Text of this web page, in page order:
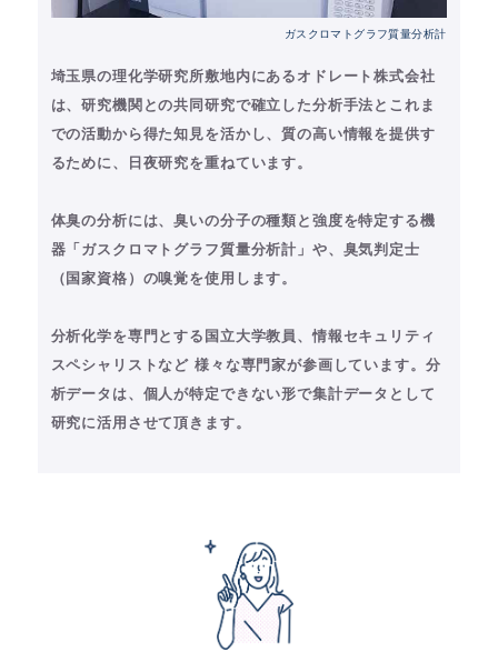
ガスクロマトグラフ質量分析計
埼玉県の理化学研究所敷地内にあるオドレート株式会社
は、研究機関との共同研究で確立した分析手法とこれま
での活動から得た知見を活かし、質の高い情報を提供す
るために、日夜研究を重ねています。
体臭の分析には、臭いの分子の種類と強度を特定する機
器「ガスクロマトグラフ質量分析計」や、臭気判定士
（国家資格）の嗅覚を使用します。
分析化学を専門とする国立大学教員、情報セキュリティ
スペシャリストなど 様々な専門家が参画しています。分
析データは、個人が特定できない形で集計データとして
研究に活用させて頂きます。